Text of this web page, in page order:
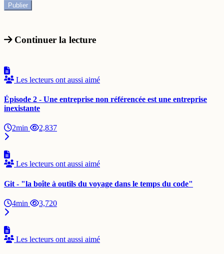
Continuer la lecture
Les lecteurs ont aussi aimé
Épisode 2 - Une entreprise non référencée est une entreprise
inexistante
2min 2,837
Les lecteurs ont aussi aimé
Git - "la boîte à outils du voyage dans le temps du code"
4min 3,720
Les lecteurs ont aussi aimé